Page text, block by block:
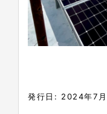
発行日: 2024年7月